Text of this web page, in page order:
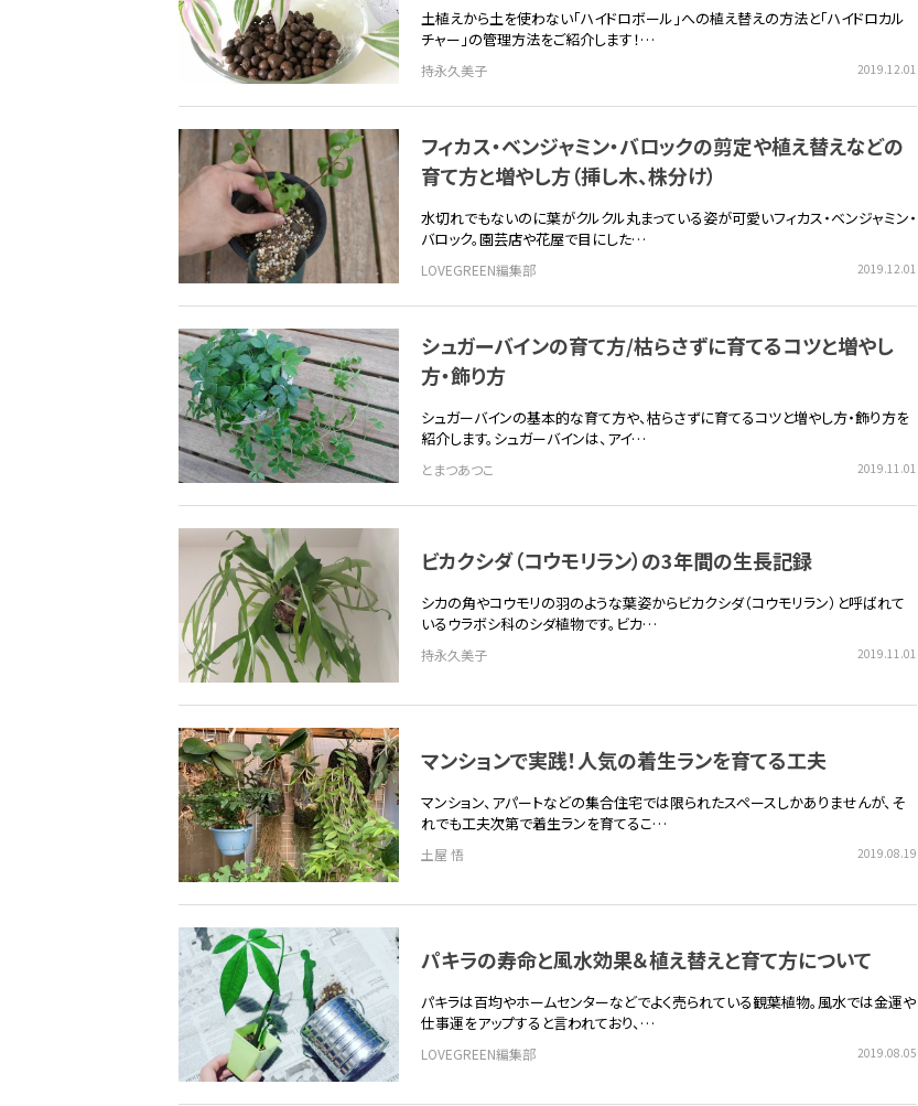
土植えから土を使わない「ハイドロボール」への植え替えの方法と「ハイドロカル
チャー」の管理方法をご紹介します！…
持永久美子 2019.12.01
フィカス・ベンジャミン・バロックの剪定や植え替えなどの
育て方と増やし方（挿し木、株分け）
水切れでもないのに葉がクルクル丸まっている姿が可愛いフィカス・ベンジャミン・
バロック。園芸店や花屋で目にした…
LOVEGREEN編集部 2019.12.01
シュガーバインの育て方/枯らさずに育てるコツと増やし
方・飾り方
シュガーバインの基本的な育て方や、枯らさずに育てるコツと増やし方・飾り方を
紹介します。シュガーバインは、アイ…
とまつあつこ 2019.11.01
ビカクシダ（コウモリラン）の3年間の生長記録
シカの角やコウモリの羽のような葉姿からビカクシダ（コウモリラン）と呼ばれて
いるウラボシ科のシダ植物です。ビカ…
持永久美子 2019.11.01
マンションで実践！人気の着生ランを育てる工夫
マンション、アパートなどの集合住宅では限られたスペースしかありませんが、そ
れでも工夫次第で着生ランを育てるこ…
土屋 悟 2019.08.19
パキラの寿命と風水効果＆植え替えと育て方について
パキラは百均やホームセンターなどでよく売られている観葉植物。風水では金運や
仕事運をアップすると言われており、…
LOVEGREEN編集部 2019.08.05